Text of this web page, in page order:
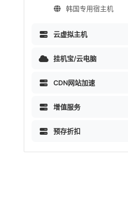
韩国专用宿主机
云虚拟主机
挂机宝/云电脑
CDN网站加速
增值服务
预存折扣